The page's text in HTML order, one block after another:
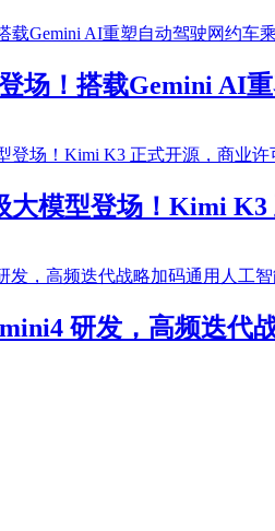
场！搭载Gemini AI
大模型登场！Kimi
研发，高频迭代